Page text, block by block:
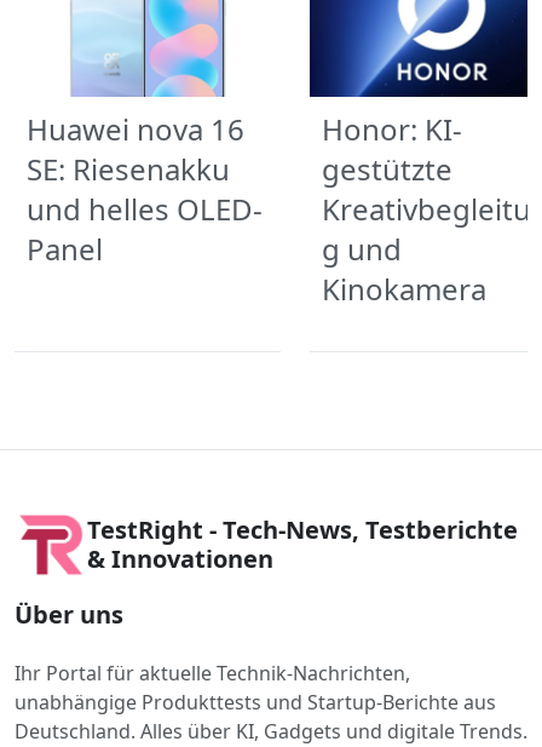
Huawei nova 16
SE: Riesenakku
und helles OLED-
Panel
Honor: KI-
gestützte
g und
Kinokamera
TestRight - Tech-News, Testberichte
& Innovationen
Über uns
Ihr Portal für aktuelle Technik-Nachrichten,
unabhängige Produkttests und Startup-Berichte aus
Deutschland. Alles über KI, Gadgets und digitale Trends.